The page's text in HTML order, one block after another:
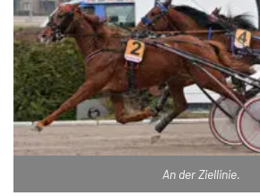
An der Ziellinie.